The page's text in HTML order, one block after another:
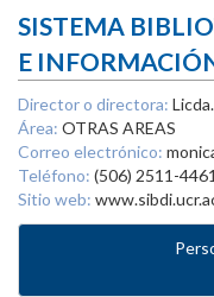
SISTEMA
E
Director o directora:
Área: OTRAS AREAS
Correo electrónico:
Teléfono: (506) 2511-
Sitio web: